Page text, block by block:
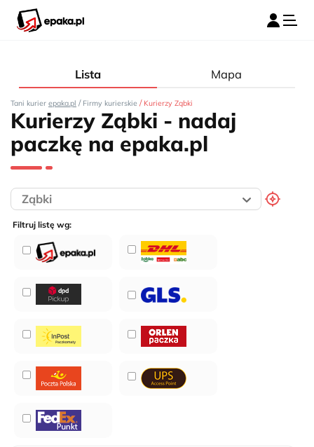
Lista Mapa
Tani kurier epaka.pl / Firmy kurierskie / Kurierzy Ząbki
Kurierzy Ząbki - nadaj
paczkę na epaka.pl
Filtruj listę wg: